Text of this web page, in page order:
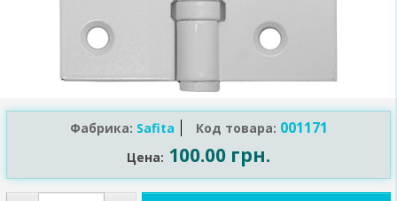
Фабрика: Safita Код товара: 001171
Цена: 100.00 грн.